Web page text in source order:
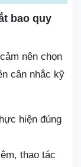
bao quy
nên chọn
cân nhắc kỹ
hiện đúng
thao tác